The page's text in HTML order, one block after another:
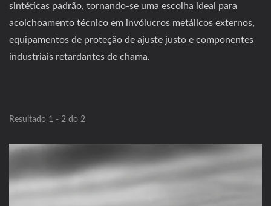
sintéticas padrão, tornando-se uma escolha ideal para
acolchoamento técnico em invólucros metálicos externos,
equipamentos de proteção de ajuste justo e componentes
industriais retardantes de chama.
Resultado 1 - 2 do 2